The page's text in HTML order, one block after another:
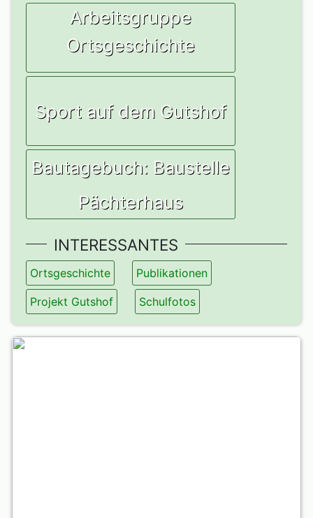
Arbeitsgruppe
Ortsgeschichte
Sport auf dem Gutshof
Bautagebuch: Baustelle
Pächterhaus
INTERESSANTES
Ortsgeschichte Publikationen
Projekt Gutshof Schulfotos